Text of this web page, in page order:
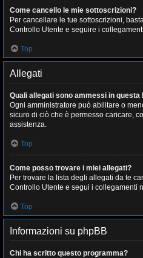
Come cancello le mie sottoscrizioni?
Per cancellare le tue sottoscrizioni,
Controllo Utente e seguire i
Top
Allegati
Quali allegati sono ammessi in questa
Ogni amministratore può abilitare o
sicuro di ciò che è permesso caricare,
assistenza.
Top
Come posso trovare i miei allegati?
Per trovare la lista degli allegati da te
Controllo Utente e segui i collegamenti
Top
Informazioni su phpBB
Chi ha scritto questo programma?